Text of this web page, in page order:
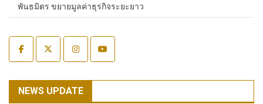
พันธมิตร ขยายมูลค่าธุรกิจระยะยาว
NEWS UPDATE